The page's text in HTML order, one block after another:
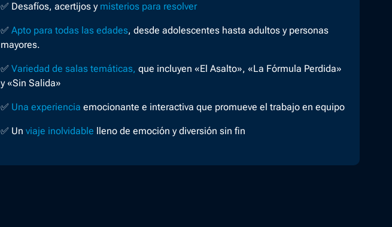
✅ Desafíos, acertijos y misterios para resolver
✅ Apto para todas las edades, desde adolescentes hasta adultos y personas
mayores.
✅ Variedad de salas temáticas, que incluyen «El Asalto», «La Fórmula Perdida»
y «Sin Salida»
✅ Una experiencia emocionante e interactiva que promueve el trabajo en equipo
✅ Un viaje inolvidable lleno de emoción y diversión sin fin